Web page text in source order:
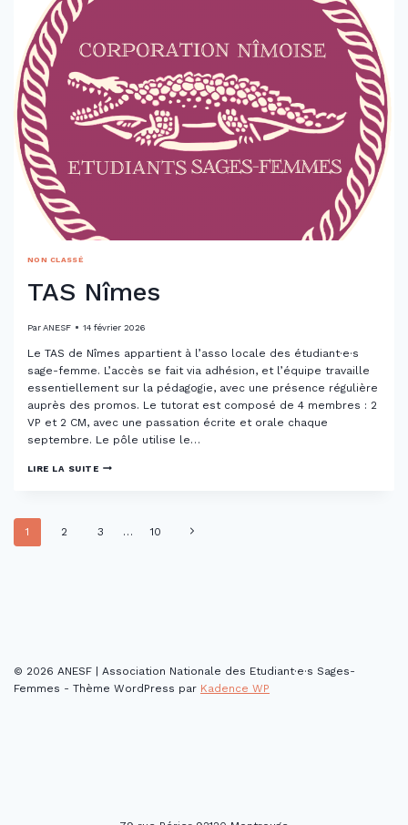
NON CLASSÉ
TAS Nîmes
ParANESF 14 février 2026
Le TAS de Nîmes appartient à l’asso locale des étudiant·e·s
sage-femme. L’accès se fait via adhésion, et l’équipe travaille
essentiellement sur la pédagogie, avec une présence régulière
auprès des promos. Le tutorat est composé de 4 membres : 2
VP et 2 CM, avec une passation écrite et orale chaque
septembre. Le pôle utilise le…
LIRE LA SUITETAS
Navigation
1 2 3 … 10
Page
© 2026 ANESF | Association Nationale des Etudiant·e·s Sages-
Femmes - Thème WordPress par Kadence WP